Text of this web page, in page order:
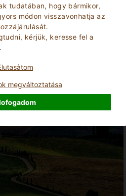
tudatában, hogy bármikor,
módon visszavonhatja az
kérjük, keresse fel a
.
megváltoztatása